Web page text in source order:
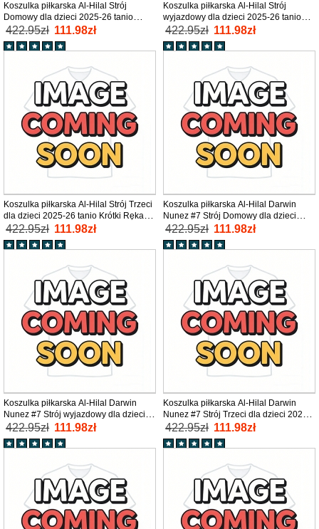
Koszulka piłkarska Al-Hilal Strój
Domowy dla dzieci 2025-26 tanio
Krótki Rękaw (+ Krótkie spodenki)
422.95zł 111.98zł
Koszulka piłkarska Al-Hilal Strój
wyjazdowy dla dzieci 2025-26 tanio
Krótki Rękaw (+ Krótkie spodenki)
422.95zł 111.98zł
Koszulka piłkarska Al-Hilal Strój Trzeci
dla dzieci 2025-26 tanio Krótki Rękaw
(+ Krótkie spodenki)
422.95zł 111.98zł
Koszulka piłkarska Al-Hilal Darwin
Nunez #7 Strój Domowy dla dzieci
2025-26 tanio Krótki Rękaw (+ Krótkie
spodenki)
422.95zł 111.98zł
Koszulka piłkarska Al-Hilal Darwin
Nunez #7 Strój wyjazdowy dla dzieci
2025-26 tanio Krótki Rękaw (+ Krótkie
spodenki)
422.95zł 111.98zł
Koszulka piłkarska Al-Hilal Darwin
Nunez #7 Strój Trzeci dla dzieci 2025-
26 tanio Krótki Rękaw (+ Krótkie
spodenki)
422.95zł 111.98zł